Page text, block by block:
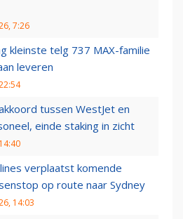
7:26
kleinste telg 737 MAX-familie
leveren
tussen WestJet en
einde staking in zicht
verplaatst komende
op route naar Sydney
14:03